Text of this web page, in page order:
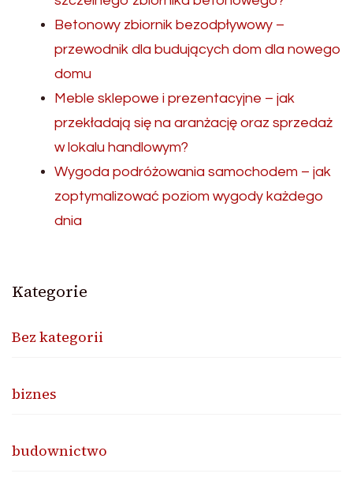
Betonowy zbiornik bezodpływowy –
przewodnik dla budujących dom dla nowego
domu
Meble sklepowe i prezentacyjne – jak
przekładają się na aranżację oraz sprzedaż
w lokalu handlowym?
Wygoda podróżowania samochodem – jak
zoptymalizować poziom wygody każdego
dnia
Kategorie
Bez kategorii
biznes
budownictwo